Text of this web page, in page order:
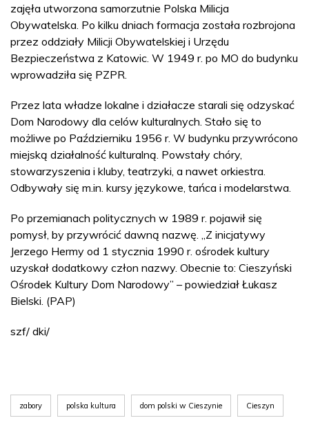
zajęła utworzona samorzutnie Polska Milicja
Obywatelska. Po kilku dniach formacja została rozbrojona
przez oddziały Milicji Obywatelskiej i Urzędu
Bezpieczeństwa z Katowic. W 1949 r. po MO do budynku
wprowadziła się PZPR.
Przez lata władze lokalne i działacze starali się odzyskać
Dom Narodowy dla celów kulturalnych. Stało się to
możliwe po Październiku 1956 r. W budynku przywrócono
miejską działalność kulturalną. Powstały chóry,
stowarzyszenia i kluby, teatrzyki, a nawet orkiestra.
Odbywały się m.in. kursy językowe, tańca i modelarstwa.
Po przemianach politycznych w 1989 r. pojawił się
pomysł, by przywrócić dawną nazwę. „Z inicjatywy
Jerzego Hermy od 1 stycznia 1990 r. ośrodek kultury
uzyskał dodatkowy człon nazwy. Obecnie to: Cieszyński
Ośrodek Kultury Dom Narodowy” – powiedział Łukasz
Bielski. (PAP)
szf/ dki/
zabory polska kultura dom polski w Cieszynie Cieszyn